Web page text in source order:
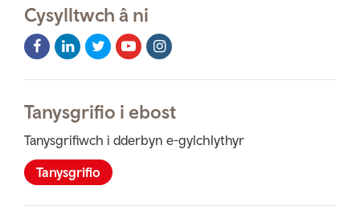
Cysylltwch â ni
Facebook
Icon
LinkedIn
Icon
Twitter
Icon
Youtube
Icon
Instagram
Icon
Tanysgrifio i ebost
Tanysgrifiwch i dderbyn e-gylchlythyr
Tanysgrifio